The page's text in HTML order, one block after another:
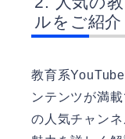
ルをご紹介
教育系
ンテンツが満
の人気チャン